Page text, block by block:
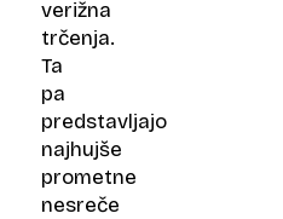
verižna
trčenja.
Ta
pa
predstavljajo
najhujše
prometne
nesreče